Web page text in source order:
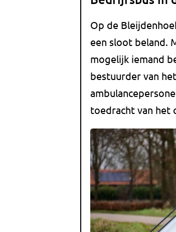
Op de
een sloot beland.
mogelijk iemand
bestuurder van
toedracht van het